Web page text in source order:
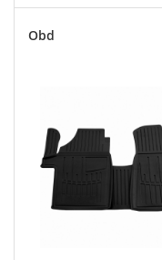
Oglinzi
Pompa Spalator Parbriz
Siguranta
Accesorii Cabina Camion
Echipamente Electrice si
Pneumatice
Obd